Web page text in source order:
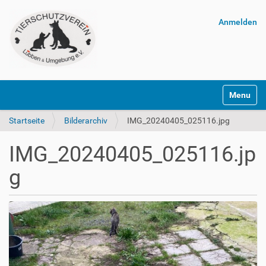
Anmelden
Startseite Bilderarchiv IMG_20240405_025116.jpg
IMG_20240405_025116.jp
g